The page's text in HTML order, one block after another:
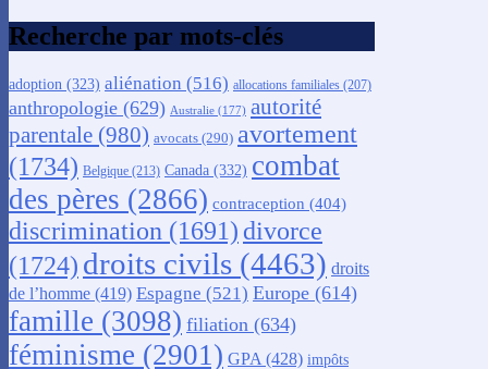
Recherche par mots-clés
adoption (323) aliénation (516) allocations familiales (207)
anthropologie (629) Australie (177) autorité
parentale (980) avocats (290) avortement
(1734) Belgique (213) Canada (332) combat
des pères (2866) contraception (404)
discrimination (1691) divorce
(1724) droits civils (4463) droits
de l’homme (419) Espagne (521) Europe (614)
famille (3098) filiation (634)
féminisme (2901) GPA (428) impôts